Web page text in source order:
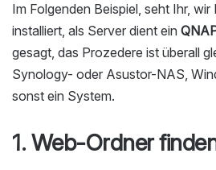
Im Folgenden Beispiel, seht Ihr, wir
installiert, als Server dient ein
gesagt, das Prozedere ist überall
Synology- oder Asustor-NAS,
sonst ein System.
1. Web-Ordner